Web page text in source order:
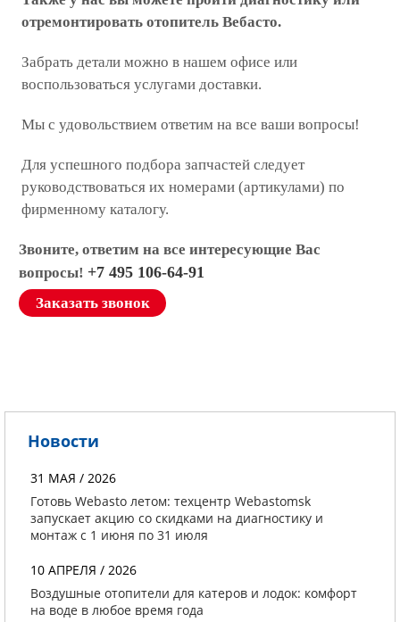
отремонтировать отопитель Вебасто.
Забрать детали можно в нашем офисе или
воспользоваться услугами доставки.
Мы с удовольствием ответим на все ваши вопросы!
Для успешного подбора запчастей следует
руководствоваться их номерами (артикулами) по
фирменному каталогу.
Звоните, ответим на все интересующие Вас
вопросы! +7 495 106-64-91
Заказать звонок
Новости
31 МАЯ / 2026
Готовь Webasto летом: техцентр Webastomsk
запускает акцию со скидками на диагностику и
монтаж с 1 июня по 31 июля
10 АПРЕЛЯ / 2026
Воздушные отопители для катеров и лодок: комфорт
на воде в любое время года